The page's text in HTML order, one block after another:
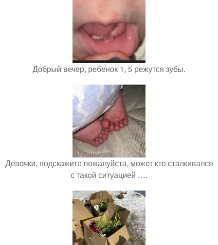
Добрый вечер, ребенок 1, 5 режутся зубы.
Девочки, подскажите пожалуйста, может кто сталкивался
с такой ситуацией ….